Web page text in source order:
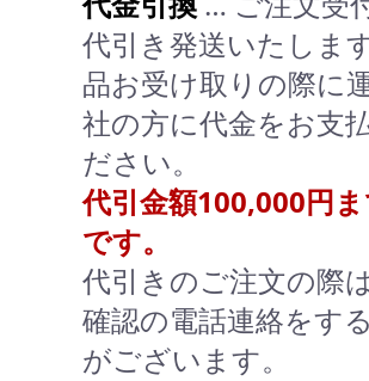
代引き発送いたしま
品お受け取りの際に
社の方に代金をお支
ださい。
代引金額100,000円
です。
代引きのご注文の際
確認の電話連絡をす
がございます。